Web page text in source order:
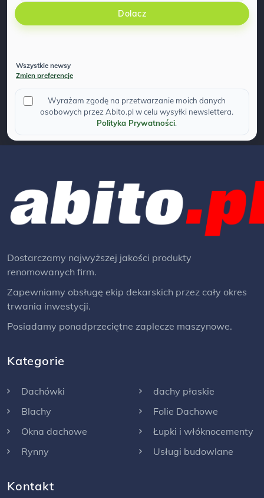
Dolacz
Wszystkie newsy
Zmien preferencje
Wyrażam zgodę na przetwarzanie moich danych
osobowych przez Abito.pl w celu wysyłki newslettera.
Polityka Prywatności.
Dostarczamy najwyższej jakości produkty
renomowanych firm.
Zapewniamy obsługę ekip dekarskich przez cały okres
trwania inwestycji.
Posiadamy ponadprzeciętne zaplecze maszynowe.
Kategorie
Dachówki
Blachy
Okna dachowe
Rynny
dachy płaskie
Folie Dachowe
Łupki i włóknocementy
Usługi budowlane
Kontakt